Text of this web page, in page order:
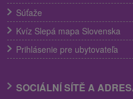
Súťaže
Kvíz Slepá mapa Slovenska
Prihlásenie pre ubytovateľa
SOCIÁLNÍ SÍTĚ A